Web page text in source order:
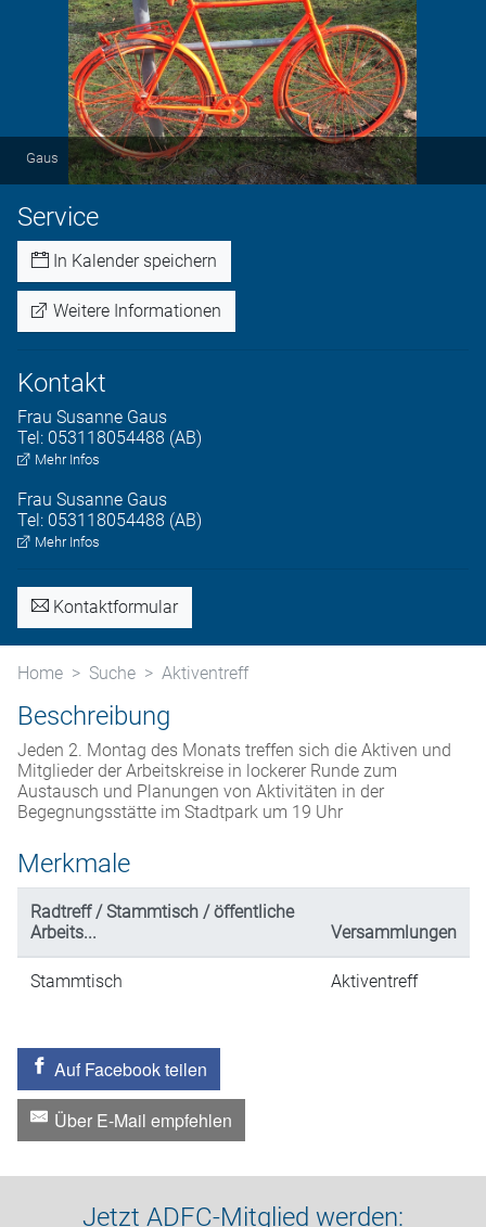
Gaus
Service
In Kalender speichern
Weitere Informationen
Kontakt
Frau Susanne Gaus
Tel: 053118054488 (AB)
Mehr Infos
Frau Susanne Gaus
Tel: 053118054488 (AB)
Mehr Infos
Kontaktformular
Home Suche Aktiventreff
Beschreibung
Jeden 2. Montag des Monats treffen sich die Aktiven und
Mitglieder der Arbeitskreise in lockerer Runde zum
Austausch und Planungen von Aktivitäten in der
Begegnungsstätte im Stadtpark um 19 Uhr
Merkmale
Radtreff / Stammtisch / öffentliche
Arbeits...
Versammlungen
Stammtisch Aktiventreff
Auf Facebook teilen
Über E-Mail empfehlen
Jetzt ADFC-Mitglied werden: